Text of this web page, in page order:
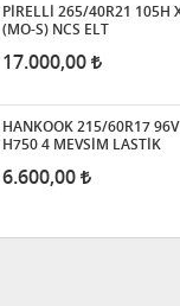
PİRELLİ 265/40R21 105H
(MO-S) NCS ELT
17.000,00
HANKOOK 215/60R17
H750 4 MEVSİM LASTİK
6.600,00